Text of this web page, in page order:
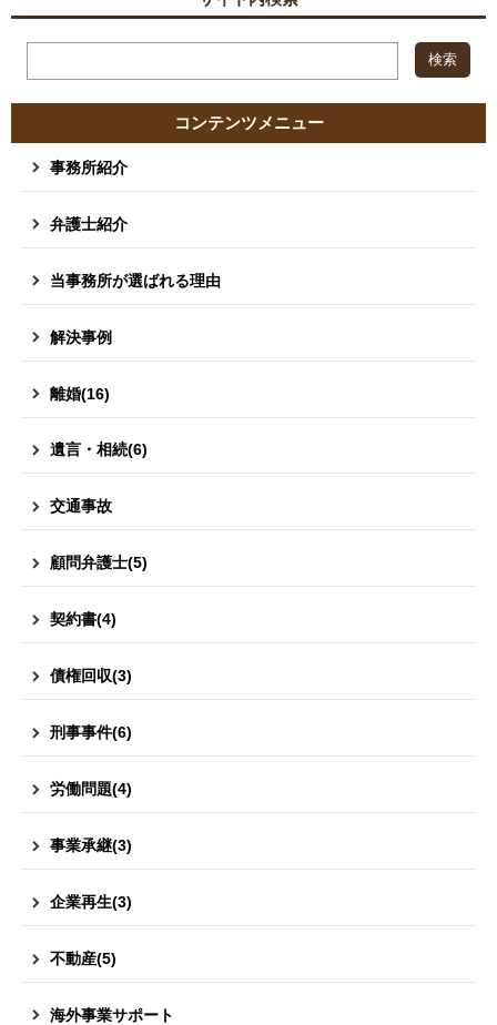
コンテンツメニュー
事務所紹介
弁護士紹介
当事務所が選ばれる理由
解決事例
離婚(16)
遺言・相続(6)
交通事故
顧問弁護士(5)
契約書(4)
債権回収(3)
刑事事件(6)
労働問題(4)
事業承継(3)
企業再生(3)
不動産(5)
海外事業サポート